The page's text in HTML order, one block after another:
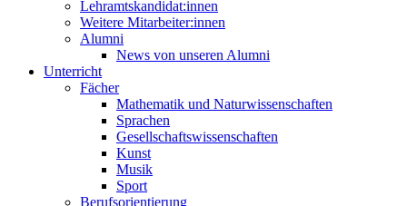
Lehramtskandidat:innen
Weitere Mitarbeiter:innen
Alumni
News von unseren Alumni
Unterricht
Fächer
Mathematik und Naturwissenschaften
Sprachen
Gesellschaftswissenschaften
Kunst
Musik
Sport
Berufsorientierung